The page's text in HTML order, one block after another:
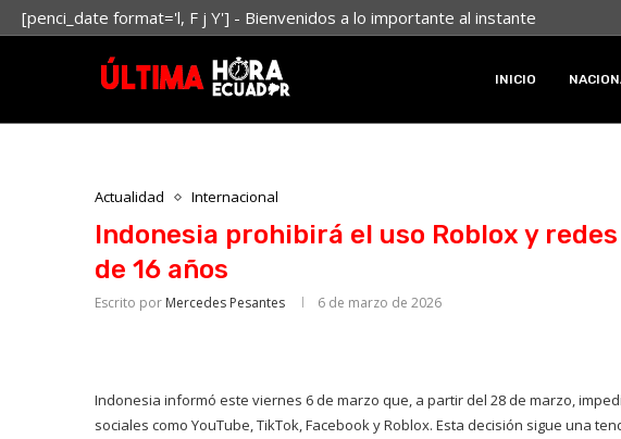
[penci_date format='l, F j Y'] - Bienvenidos a lo importante al instante
INICIO
Actualidad Internacional
Indonesia prohibirá el uso Roblox y
de 16 años
Escrito por Mercedes Pesantes 6 de marzo de 2026
Indonesia informó este viernes 6 de marzo que, a partir del 28 de marzo,
sociales como YouTube, TikTok, Facebook y Roblox. Esta decisión sigue una